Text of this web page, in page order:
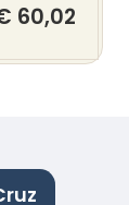
60,02